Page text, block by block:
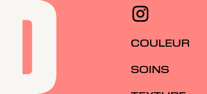
COULEUR
SOINS